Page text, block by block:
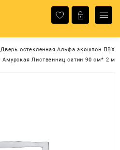
Дверь остекленная Альфа экошпон ПВХ
Амурская Лиственниц сатин 90 см* 2 м